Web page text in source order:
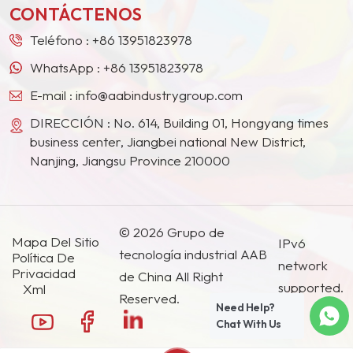
CONTÁCTENOS
Teléfono : +86 13951823978
WhatsApp : +86 13951823978
E-mail : info@aabindustrygroup.com
DIRECCIÓN : No. 614, Building 01, Hongyang times
business center, Jiangbei national New District,
Nanjing, Jiangsu Province 210000
Mapa Del Sitio
Política De
Privacidad
Xml
© 2026 Grupo de
tecnología industrial AAB
de China All Right
Reserved.
IPv6
network
supported.
Need Help?
Chat With Us